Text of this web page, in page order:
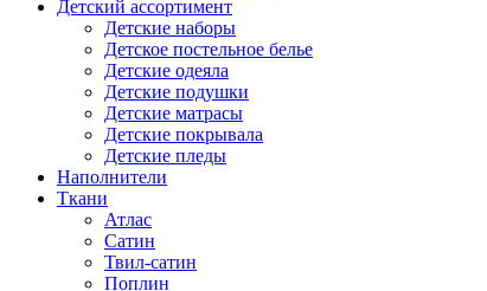
Детский ассортимент
Детские наборы
Детское постельное белье
Детские одеяла
Детские подушки
Детские матрасы
Детские покрывала
Детские пледы
Наполнители
Ткани
Атлас
Сатин
Твил-сатин
Поплин